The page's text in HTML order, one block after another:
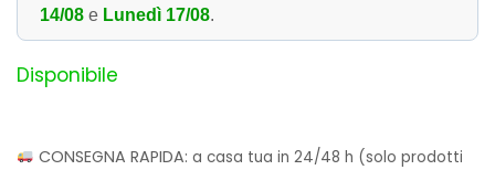
14/08 e Lunedì 17/08.
Disponibile
CONSEGNA RAPIDA:a casa tua in 24/48 h (solo prodotti